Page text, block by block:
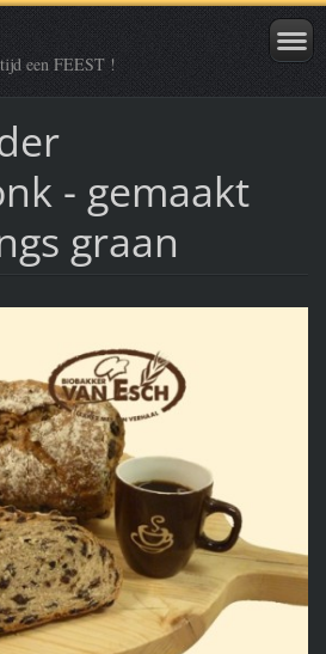
een FEEST !
- gemaakt
graan